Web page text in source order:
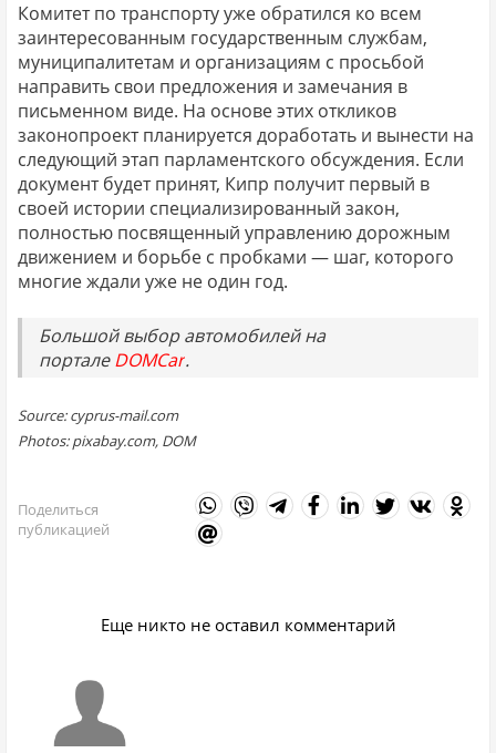
Комитет по транспорту уже обратился ко всем
заинтересованным государственным службам,
муниципалитетам и организациям с просьбой
направить свои предложения и замечания в
письменном виде. На основе этих откликов
законопроект планируется доработать и вынести на
следующий этап парламентского обсуждения. Если
документ будет принят, Кипр получит первый в
своей истории специализированный закон,
полностью посвященный управлению дорожным
движением и борьбе с пробками — шаг, которого
многие ждали уже не один год.
Большой выбор автомобилей на
порталеDOMCar.
Source: cyprus-mail.com
Photos: pixabay.com, DOM
Поделиться
публикацией
Еще никто не оставил комментарий